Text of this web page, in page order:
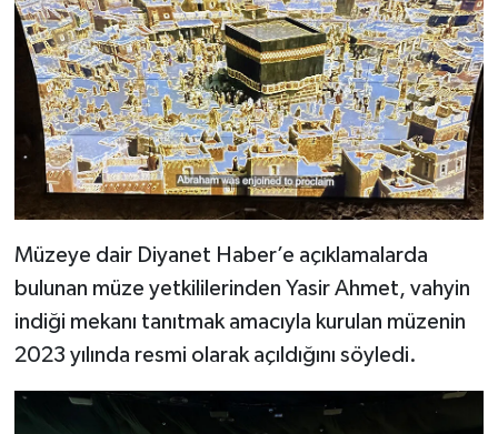
Müzeye dair Diyanet Haber’e açıklamalarda
bulunan müze yetkililerinden Yasir Ahmet, vahyin
indiği mekanı tanıtmak amacıyla kurulan müzenin
2023 yılında resmi olarak açıldığını söyledi.
Bursa Müftülüğü
Çanakkale Müftülüğü
Çankırı Müftülüğü
Denizli Müftülüğü
Diyarbakır Müftülüğü
Edirne Müftülüğü
Duyurular
Podcast
Bilim, Teknoloji
Diyanet TV
İhtida Haberleri